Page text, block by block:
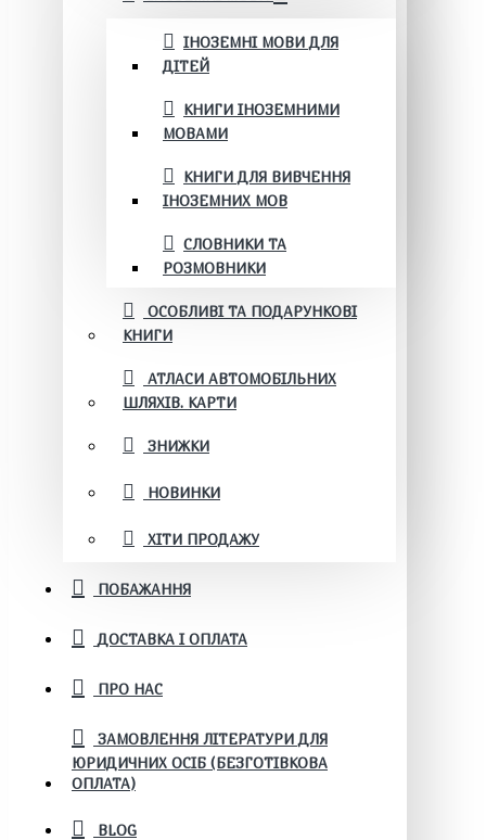
ІНОЗЕМНІ МОВИ ДЛЯ
ДІТЕЙ
КНИГИ ІНОЗЕМНИМИ
МОВАМИ
КНИГИ ДЛЯ ВИВЧЕННЯ
ІНОЗЕМНИХ МОВ
СЛОВНИКИ ТА
РОЗМОВНИКИ
ОСОБЛИВІ ТА ПОДАРУНКОВІ
КНИГИ
АТЛАСИ АВТОМОБІЛЬНИХ
ШЛЯХІВ. КАРТИ
ЗНИЖКИ
НОВИНКИ
ХІТИ ПРОДАЖУ
ПОБАЖАННЯ
ДОСТАВКА І ОПЛАТА
ПРО НАС
ЗАМОВЛЕННЯ ЛІТЕРАТУРИ ДЛЯ
ЮРИДИЧНИХ ОСІБ (БЕЗГОТІВКОВА
ОПЛАТА)
BLOG